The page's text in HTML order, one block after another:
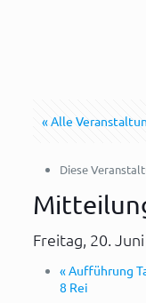
« Alle
Diese
Freitag, 20.
«Aufführung
8 Rei